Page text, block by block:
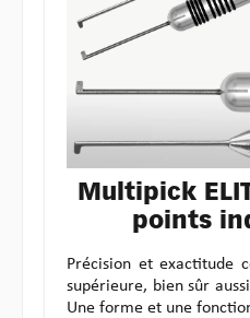
Multipick
points
Précision et exactitude
supérieure, bien sûr
Une forme et une